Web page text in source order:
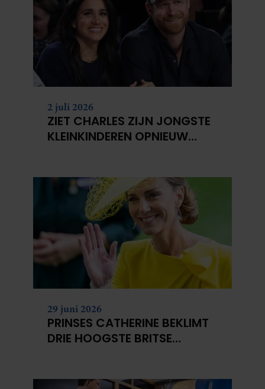
2 juli 2026
ZIET CHARLES ZIJN JONGSTE
KLEINKINDEREN OPNIEUW
29 juni 2026
PRINSES CATHERINE BEKLIMT
DRIE HOOGSTE BRITSE